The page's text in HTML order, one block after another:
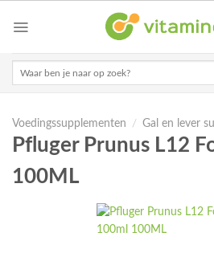
Voedingssupplementen / Gal en lever
Pfluger Prunus L12
100ML